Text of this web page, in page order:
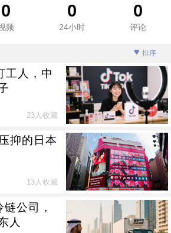
0
频
0
24小时
0
评论
排序
工人，中
23人收藏
抑的日本
13人收藏
公司，
人